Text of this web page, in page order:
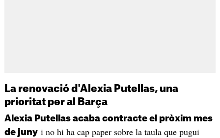
La renovació d'Alexia Putellas, una
prioritat per al Barça
Alexia Putellas acaba contracte el pròxim mes
de junyi no hi ha cap paper sobre la taula que pugui